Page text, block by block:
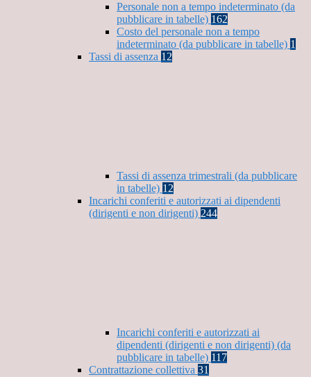
Personale non a tempo indeterminato (da
pubblicare in tabelle) 162
Costo del personale non a tempo
indeterminato (da pubblicare in tabelle) 1
Tassi di assenza 12
Tassi di assenza trimestrali (da pubblicare
in tabelle) 12
Incarichi conferiti e autorizzati ai dipendenti
(dirigenti e non dirigenti) 244
Incarichi conferiti e autorizzati ai
dipendenti (dirigenti e non dirigenti) (da
pubblicare in tabelle) 117
Contrattazione collettiva 31